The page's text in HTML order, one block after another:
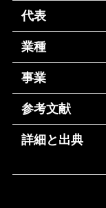
代表
業種
事業
参考文献
詳細と出典